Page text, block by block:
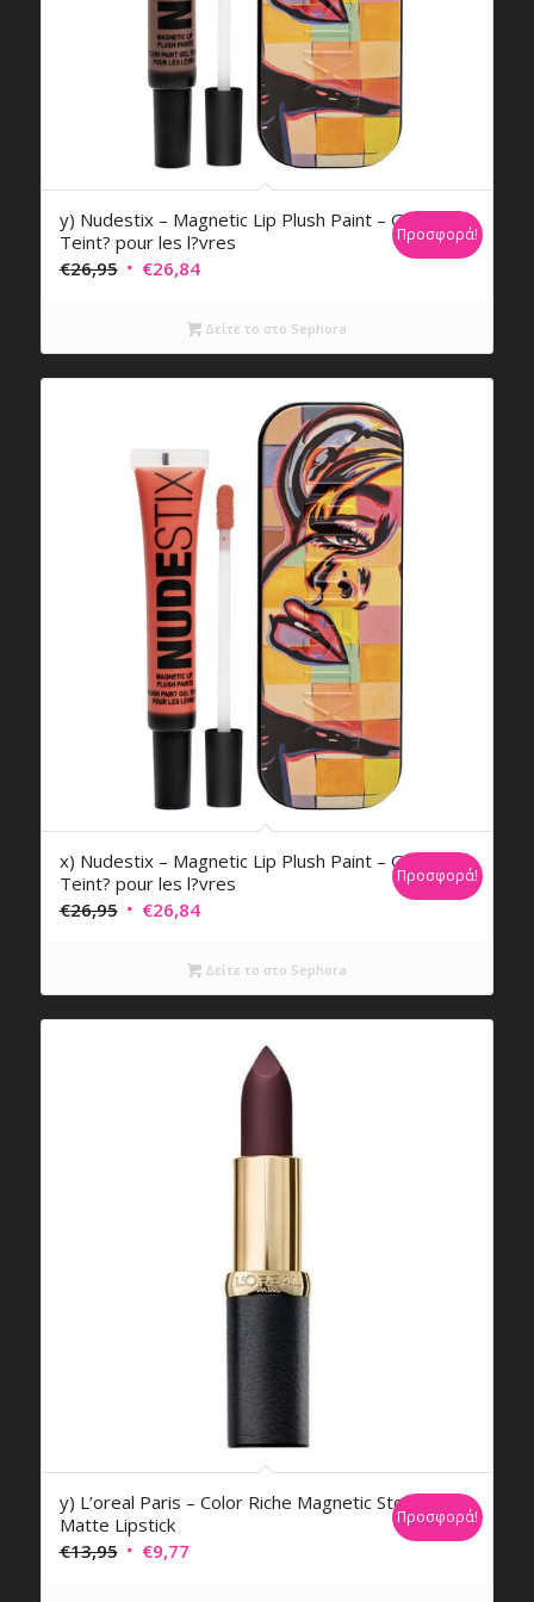
y) Nudestix – Magnetic Lip Plush Paint – Gel
Teint? pour les l?vres
€26,95 Original
€26,95.
€26,84Η
τιμή
είναι:
€26,84.
Προσφορά!
Δείτε το στο Sephora
x) Nudestix – Magnetic Lip Plush Paint – Gel
Teint? pour les l?vres
€26,95 Original
€26,95.
€26,84Η
τιμή
είναι:
€26,84.
Προσφορά!
Δείτε το στο Sephora
y) L’oreal Paris – Color Riche Magnetic Stones
Matte Lipstick
€13,95 Original
€9,77Η
Προσφορά!